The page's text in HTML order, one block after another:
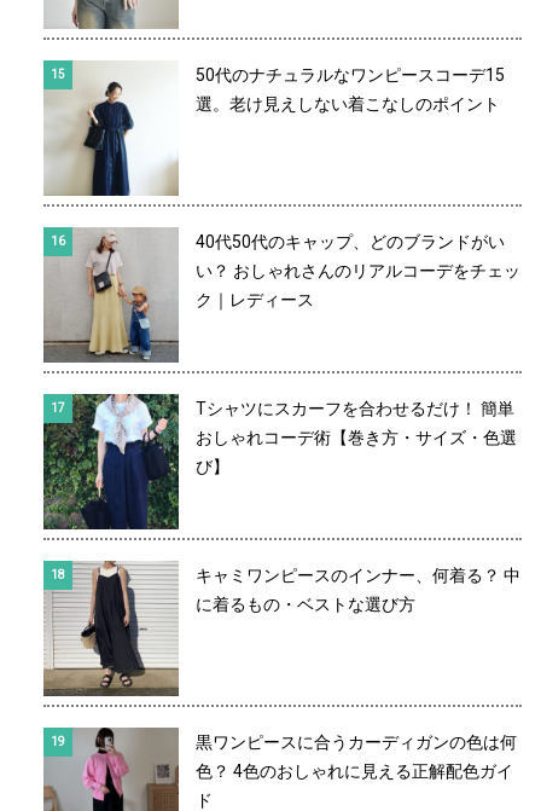
50代のナチュラルなワンピースコーデ15
選。老け見えしない着こなしのポイント
40代50代のキャップ、どのブランドがい
い？ おしゃれさんのリアルコーデをチェッ
ク｜レディース
Tシャツにスカーフを合わせるだけ！ 簡単
おしゃれコーデ術【巻き方・サイズ・色選
び】
キャミワンピースのインナー、何着る？ 中
に着るもの・ベストな選び方
黒ワンピースに合うカーディガンの色は何
色？ 4色のおしゃれに見える正解配色ガイ
ド